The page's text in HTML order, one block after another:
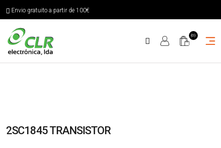
Envio gratuito a partir de 100€
(0)
2SC1845 TRANSISTOR